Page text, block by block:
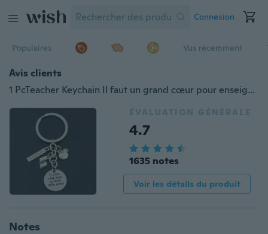
Connexion
Populaires Vus récemment
Avis clients
1 PcTeacher Keychain Il faut un grand cœur pour enseigner aux petits esprits Porte-clés Bijoux d'école pour le cadeau de la journée des enseignants
ÉVALUATION GÉNÉRALE
4.7
1635 notes
Voir les détails du produit
Notes